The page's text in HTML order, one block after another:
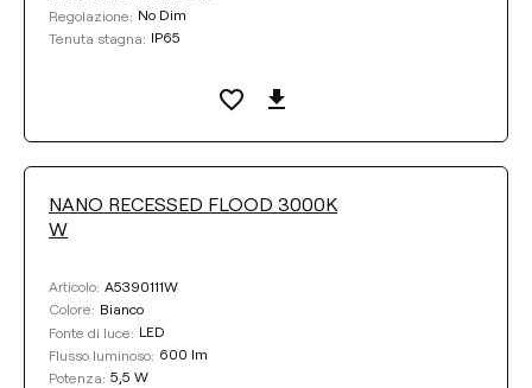
Regolazione: No Dim
Tenuta stagna: IP65
NANO RECESSED FLOOD 3000K
W
Articolo: A5390111W
Colore: Bianco
Fonte di luce: LED
Flusso luminoso: 600 lm
Potenza: 5,5 W